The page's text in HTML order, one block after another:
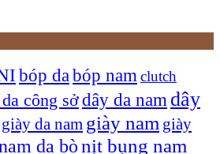
bóp da bóp nam clutch
công sởdây da nam dây
giày da nam giày nam giày
da bònịt bụng nam